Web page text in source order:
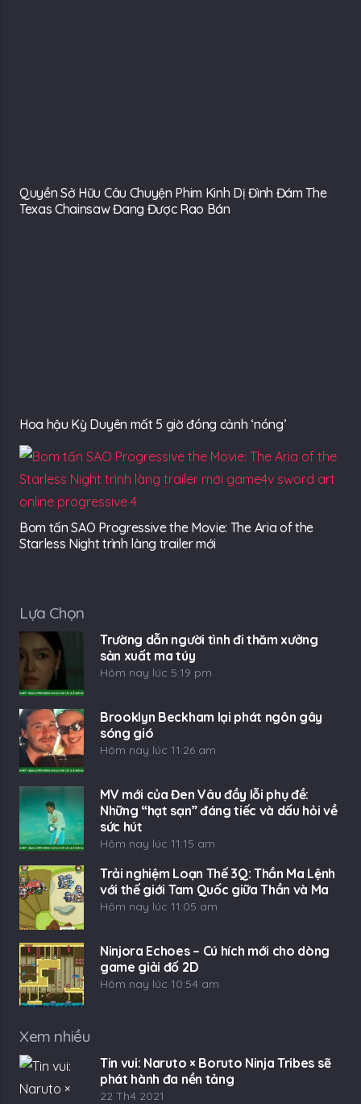
Quyền Sở Hữu Câu Chuyện Phim Kinh Dị Đình Đám The
Texas Chainsaw Đang Được Rao Bán
Hoa hậu Kỳ Duyên mất 5 giờ đóng cảnh ‘nóng’
Bom tấn SAO Progressive the Movie: The Aria of the
Starless Night trình làng trailer mới
Lựa Chọn
Trường dẫn người tình đi thăm xưởng
sản xuất ma túy
Hôm nay lúc 5:19 pm
Brooklyn Beckham lại phát ngôn gây
sóng gió
Hôm nay lúc 11:26 am
MV mới của Đen Vâu đầy lỗi phụ đề:
Những “hạt sạn” đáng tiếc và dấu hỏi về
sức hút
Hôm nay lúc 11:15 am
Trải nghiệm Loạn Thế 3Q: Thần Ma Lệnh
với thế giới Tam Quốc giữa Thần và Ma
Hôm nay lúc 11:05 am
Ninjora Echoes – Cú hích mới cho dòng
game giải đố 2D
Hôm nay lúc 10:54 am
Xem nhiều
Tin vui: Naruto × Boruto Ninja Tribes sẽ
phát hành đa nền tảng
22 Th4 2021